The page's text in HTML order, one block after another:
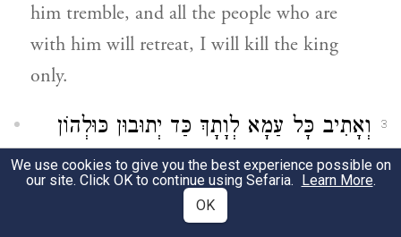
him tremble, and all the people who are
with him will retreat, I will kill the king
only.
3
וְאָתִיב כָּל עַמָא לְוָתָךְ כַּד יְתוּבוּן כּוּלְהוֹן
בָּתַר דְיִתְקְטֵל גַבְרָא דְאַתְּ בָּעֵי כָּל עַמָא
We use cookies to give you the best experience possible on
our site. Click OK to continue using Sefaria. Learn More.
OK